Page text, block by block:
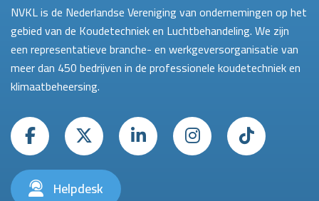
NVKL is de Nederlandse Vereniging van ondernemingen op het
gebied van de Koudetechniek en Luchtbehandeling. We zijn
een representatieve branche- en werkgeversorganisatie van
meer dan 450 bedrijven in de professionele koudetechniek en
klimaatbeheersing.
Helpdesk